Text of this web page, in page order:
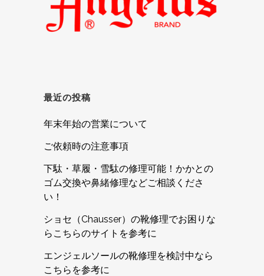
最近の投稿
年末年始の営業について
ご依頼時の注意事項
下駄・草履・雪駄の修理可能！かかとの
ゴム交換や鼻緒修理などご相談くださ
い！
ショセ（Chausser）の靴修理でお困りな
らこちらのサイトを参考に
エンジェルソールの靴修理を検討中なら
こちらを参考に